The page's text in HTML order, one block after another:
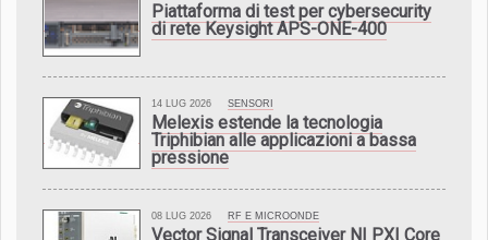
Piattaforma di test per cybersecurity
di rete Keysight APS-ONE-400
14 LUG 2026 SENSORI
Melexis estende la tecnologia
Triphibian alle applicazioni a bassa
pressione
08 LUG 2026 RF E MICROONDE
Vector Signal Transceiver NI PXI Core